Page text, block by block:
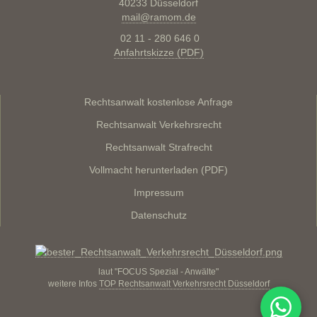
40233 Düsseldorf
mail@ramom.de
02 11 - 280 646 0
Anfahrtskizze (PDF)
Rechtsanwalt kostenlose Anfrage
Rechtsanwalt Verkehrsrecht
Rechtsanwalt Strafrecht
Vollmacht herunterladen (PDF)
Impressum
Datenschutz
laut "FOCUS Spezial - Anwälte"
weitere Infos TOP Rechtsanwalt Verkehrsrecht Düsseldorf